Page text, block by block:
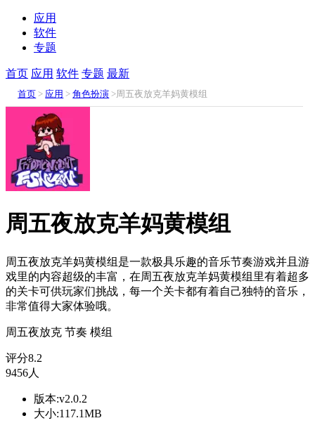
应用
软件
专题
首页 应用 软件 专题 最新
首页 > 应用 >角色扮演 >周五夜放克羊妈黄模组
周五夜放克羊妈黄模组
周五夜放克羊妈黄模组是一款极具乐趣的音乐节奏游戏并且游
戏里的内容超级的丰富，在周五夜放克羊妈黄模组里有着超多
的关卡可供玩家们挑战，每一个关卡都有着自己独特的音乐，
非常值得大家体验哦。
周五夜放克 节奏 模组
评分8.2
9456人
版本:v2.0.2
大小:117.1MB